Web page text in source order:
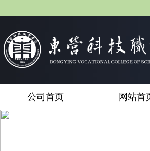
公司首页 网站首